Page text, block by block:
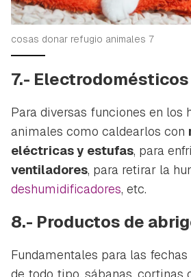
cosas donar refugio animales 7
7.- Electrodomésticos
Para diversas funciones en los
animales como caldearlos con
eléctricas y estufas, para
ventiladores, para retirar la
deshumidificadores, etc.
8.- Productos de
Fundamentales para las